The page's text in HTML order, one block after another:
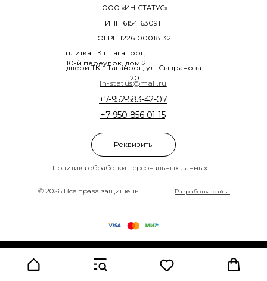
© 2026 Все права защищены.
Политика обработки персональных данных
+7-950-856-01-15
+7-952-583-42-07
ООО «ИН-СТАТУС»
плитка ТК г.Таганрог,
10-й переулок, дом 2
двери ТК г.Таганрог, ул. Сызранова
,20
ОГРН 1226100018132
ИНН 6154163091
Разработка сайта
in-status@mail.ru
Реквизиты
Made on Tilda